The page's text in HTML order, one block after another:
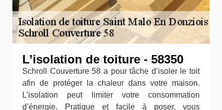
L’isolation de toiture - 58350
Schroll Couverture 58 a pour tâche d’isoler le toit
afin de protéger la chaleur dans votre maison.
L’isolation peut limiter votre consommation
d’énergie. Pratique et facile à poser, vous